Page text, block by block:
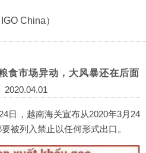
China）
食市场异动，大风暴还在后面
2020.04.01
日，越南海关宣布从2020年3月24
被列入禁止以任何形式出口。